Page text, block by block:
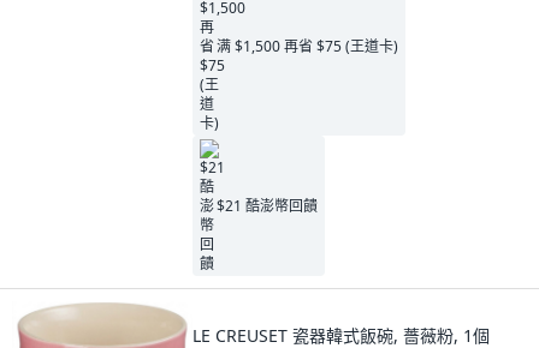
满 $1,500 再省 $75 (王道卡)
$21 酷澎幣回饋
LE CREUSET 瓷器韓式飯碗, 薔薇粉, 1個